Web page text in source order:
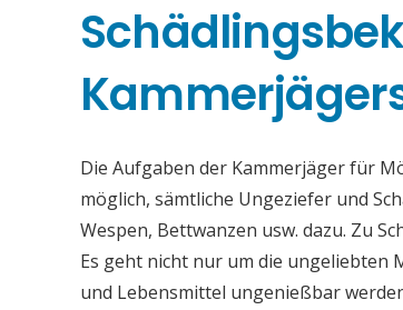
Die Aufgaben der Kammerjäger für
möglich, sämtliche Ungeziefer und
Wespen, Bettwanzen usw. dazu. Zu
Es geht nicht nur um die ungeliebten
und Lebensmittel ungenießbar